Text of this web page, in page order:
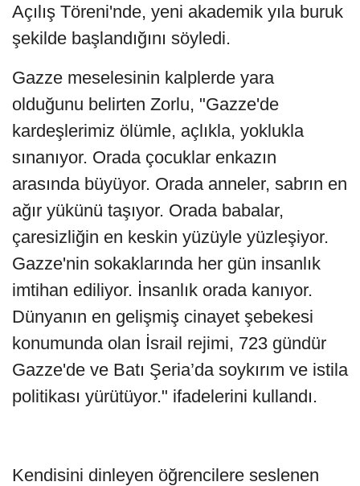
Açılış Töreni'nde, yeni akademik yıla buruk
şekilde başlandığını söyledi.
Gazze meselesinin kalplerde yara
olduğunu belirten Zorlu, "Gazze'de
kardeşlerimiz ölümle, açlıkla, yoklukla
sınanıyor. Orada çocuklar enkazın
arasında büyüyor. Orada anneler, sabrın en
ağır yükünü taşıyor. Orada babalar,
çaresizliğin en keskin yüzüyle yüzleşiyor.
Gazze'nin sokaklarında her gün insanlık
imtihan ediliyor. İnsanlık orada kanıyor.
Dünyanın en gelişmiş cinayet şebekesi
konumunda olan İsrail rejimi, 723 gündür
Gazze'de ve Batı Şeria’da soykırım ve istila
politikası yürütüyor." ifadelerini kullandı.
Kendisini dinleyen öğrencilere seslenen